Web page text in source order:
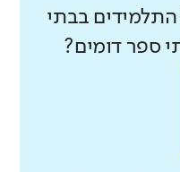
בבתי
ספר דומים?